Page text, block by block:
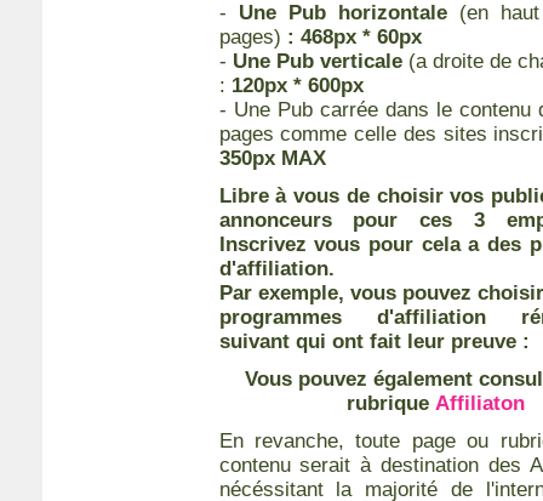
- Une Pub horizontale(en haut
pages) : 468px * 60px
- Une Pub verticale(a droite de
: 120px * 600px
- Une Pub carrée dans le contenu
pages comme celle des sites
350px MAX
Libre à vous de choisir vos
annonceurs pour ces 3
Inscrivez vous pour cela a des
d'affiliation.
Par exemple, vous pouvez
programmes d'affiliation
suivant qui ont fait leur preuve :
Vous pouvez également
rubrique Affiliaton
En revanche, toute page ou
contenu serait à destination des
nécéssitant la majorité de